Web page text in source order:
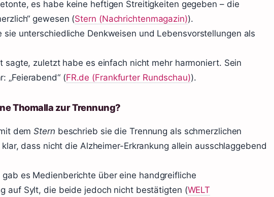
es habe keine heftigen Streitigkeiten gegeben – die
gewesen (Stern (Nachrichtenmagazin)).
sie unterschiedliche Denkweisen und Lebensvorstellungen als
sagte, zuletzt habe es einfach nicht mehr harmoniert. Sein
„Feierabend“ (FR.de (Frankfurter Rundschau)).
Thomalla zur Trennung?
demStern beschrieb sie die Trennung als schmerzlichen
dass nicht die Alzheimer-Erkrankung allein ausschlaggebend
gab es Medienberichte über eine handgreifliche
auf Sylt, die beide jedoch nicht bestätigten (WELT